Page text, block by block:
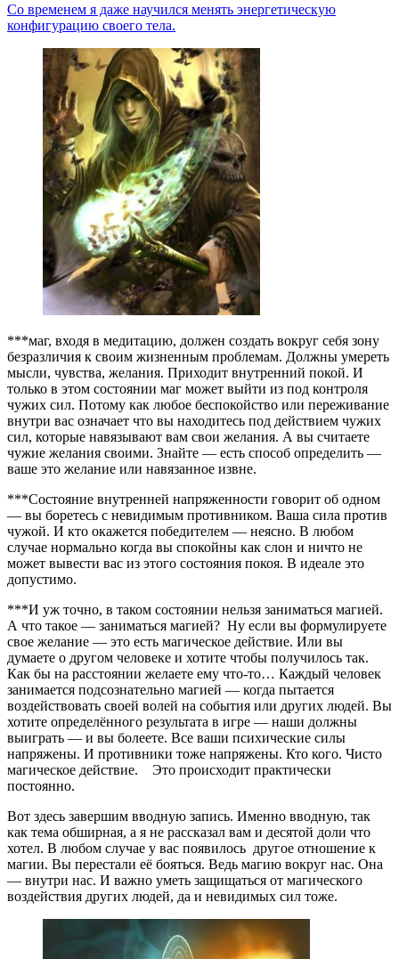
Со временем я даже научился менять энергетическую
конфигурацию своего тела.
***маг, входя в медитацию, должен создать вокруг себя зону
безразличия к своим жизненным проблемам. Должны умереть
мысли, чувства, желания. Приходит внутренний покой. И
только в этом состоянии маг может выйти из под контроля
чужих сил. Потому как любое беспокойство или переживание
внутри вас означает что вы находитесь под действием чужих
сил, которые навязывают вам свои желания. А вы считаете
чужие желания своими. Знайте — есть способ определить —
ваше это желание или навязанное извне.
***Состояние внутренней напряженности говорит об одном
— вы боретесь с невидимым противником. Ваша сила против
чужой. И кто окажется победителем — неясно. В любом
случае нормально когда вы спокойны как слон и ничто не
может вывести вас из этого состояния покоя. В идеале это
допустимо.
***И уж точно, в таком состоянии нельзя заниматься магией.
А что такое — заниматься магией? Ну если вы формулируете
свое желание — это есть магическое действие. Или вы
думаете о другом человеке и хотите чтобы получилось так.
Как бы на расстоянии желаете ему что-то… Каждый человек
занимается подсознательно магией — когда пытается
воздействовать своей волей на события или других людей. Вы
хотите определённого результата в игре — наши должны
выиграть — и вы болеете. Все ваши психические силы
напряжены. И противники тоже напряжены. Кто кого. Чисто
магическое действие. Это происходит практически
постоянно.
Вот здесь завершим вводную запись. Именно вводную, так
как тема обширная, а я не рассказал вам и десятой доли что
хотел. В любом случае у вас появилось другое отношение к
магии. Вы перестали её бояться. Ведь магию вокруг нас. Она
— внутри нас. И важно уметь защищаться от магического
воздействия других людей, да и невидимых сил тоже.